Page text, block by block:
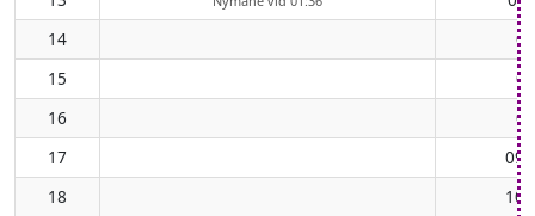
14
15
16
17
18